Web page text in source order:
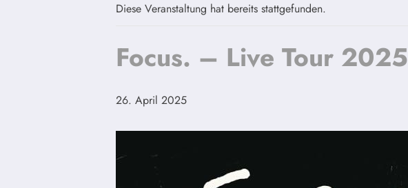
Diese Veranstaltung hat bereits stattgefunden.
Focus. – Live Tour 2025
26. April 2025